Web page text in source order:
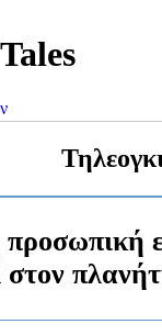
προσωπική
στον